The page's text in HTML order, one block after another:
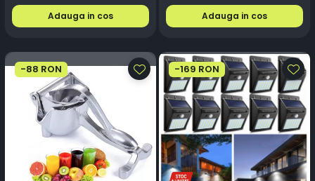
Adauga in cos Adauga in cos
-88 RON -169 RON